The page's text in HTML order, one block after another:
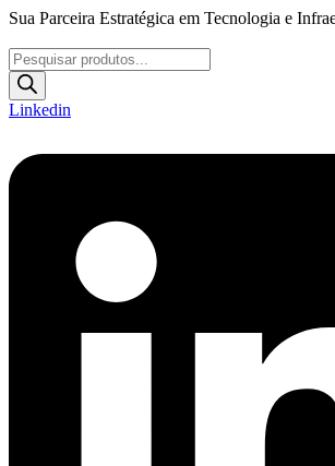
Ir
o
conteúdo
Sua Parceira Estratégica em Tecnologia e
Pesquisar
produtos
Linkedin